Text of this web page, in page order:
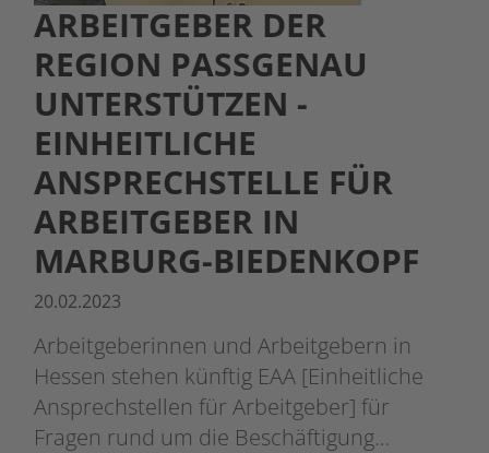
ARBEITGEBER DER
REGION PASSGENAU
UNTERSTÜTZEN -
EINHEITLICHE
ANSPRECHSTELLE FÜR
ARBEITGEBER IN
MARBURG-BIEDENKOPF
20.02.2023
Arbeitgeberinnen und Arbeitgebern in
Hessen stehen künftig EAA [Einheitliche
Ansprechstellen für Arbeitgeber] für
Fragen rund um die Beschäftigung…